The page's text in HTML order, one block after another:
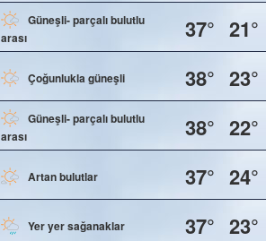
Güneşli- parçalı bulutlu
arası
37° 21°
Çoğunlukla güneşli 38° 23°
Güneşli- parçalı bulutlu
arası
38° 22°
Artan bulutlar 37° 24°
Yer yer sağanaklar 37° 23°